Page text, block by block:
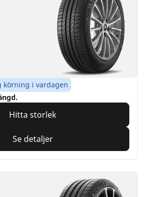
körning i vardagen
Hitta storlek
Se detaljer